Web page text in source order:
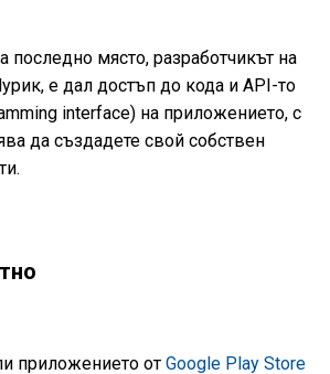
последно място, разработчикът на
е дал достъп до кода и API-то
interface) на приложението, с
да създадете свой собствен
приложението отGoogle Play Store